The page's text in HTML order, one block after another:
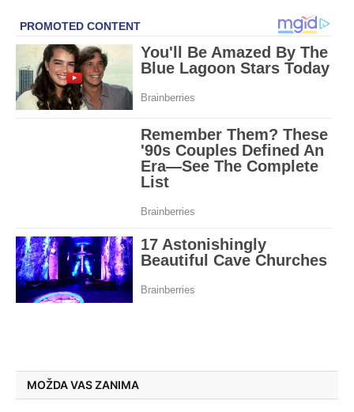
MOŽDA VAS ZANIMA